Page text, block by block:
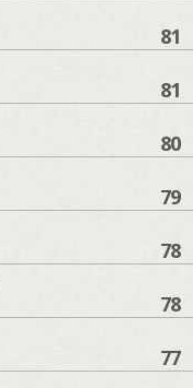
81
81
80
79
78
78
77